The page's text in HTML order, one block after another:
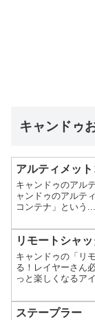
キャンドゥ
アルティメッ
キャンドゥのアル
ャンドゥのアルテ
コンテナ」という...
リモートシャ
キャンドゥの「リ
る！レイヤーさん
っと楽しくなるア
ステープラー